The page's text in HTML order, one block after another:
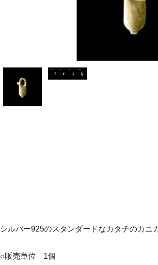
シルバー925のスタンダードなカタチのカニ
○販売単位 1個